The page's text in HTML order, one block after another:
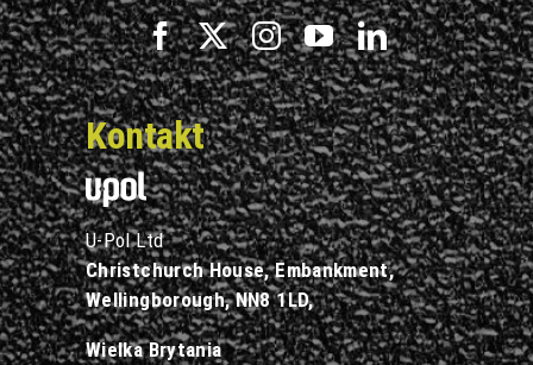
Kontakt
U-Pol Ltd
Christchurch House, Embankment,
Wellingborough, NN8 1LD,
Wielka Brytania